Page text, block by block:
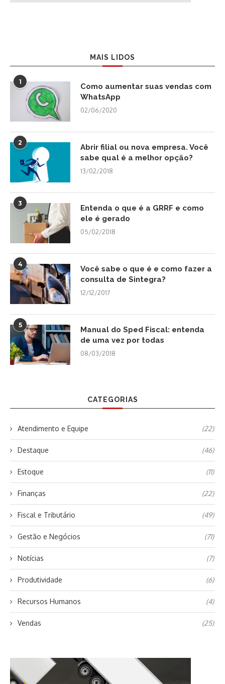
MAIS LIDOS
1
Como aumentar suas vendas com
WhatsApp
02/06/2020
2
Abrir filial ou nova empresa. Você
sabe qual é a melhor opção?
13/02/2018
3
Entenda o que é a GRRF e como
ele é gerado
05/02/2018
4
Você sabe o que é e como fazer a
consulta de Sintegra?
12/12/2017
5
Manual do Sped Fiscal: entenda
de uma vez por todas
08/03/2018
CATEGORIAS
Atendimento e Equipe (22)
Destaque (46)
Estoque (11)
Finanças (22)
Fiscal e Tributário (49)
Gestão e Negócios (71)
Notícias (7)
Produtividade (6)
Recursos Humanos (4)
Vendas (25)